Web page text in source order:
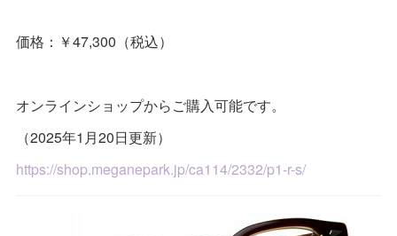
価格：￥47,300（税込）
オンラインショップからご購入可能です。
（2025年1月20日更新）
https://shop.meganepark.jp/ca114/2332/p1-r-s/